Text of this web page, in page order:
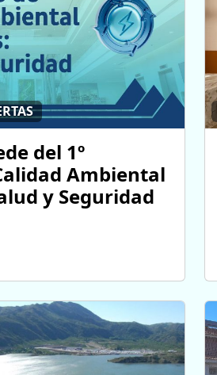
del 1º
Ambiental
y Seguridad